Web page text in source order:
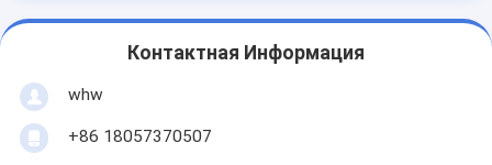
Контактная Информация
whw
+86 18057370507